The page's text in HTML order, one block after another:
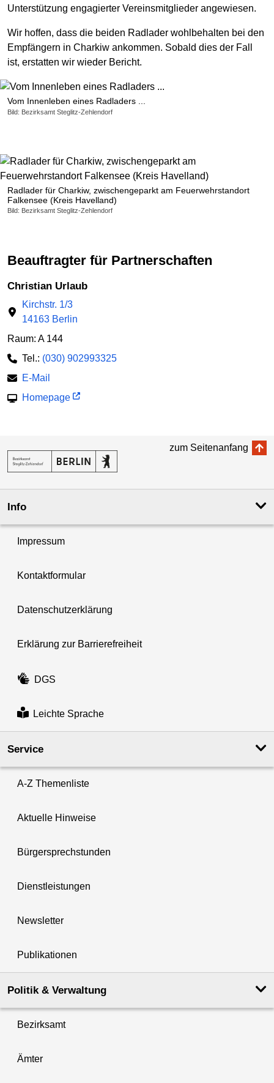
Vom Innenleben eines Radladers ...
Bild: Bezirksamt Steglitz-Zehlendorf
Unterstützung engagierter Vereinsmitglieder angewiesen.
Wir hoffen, dass die beiden Radlader wohlbehalten bei den
Empfängern in Charkiw ankommen. Sobald dies der Fall
ist, erstatten wir wieder Bericht.
Radlader für Charkiw, zwischengeparkt am Feuerwehrstandort
Falkensee (Kreis Havelland)
Bild: Bezirksamt Steglitz-Zehlendorf
Beauftragter für Partnerschaften
Christian Urlaub
Kirchstr. 1/3
14163 Berlin
Raum: A 144
Tel.: (030) 902993325
E-Mail
Homepage
zum Seitenanfang
Info
Impressum
Kontaktformular
Datenschutzerklärung
Erklärung zur Barrierefreiheit
DGS
Leichte Sprache
Service
A-Z Themenliste
Aktuelle Hinweise
Bürgersprechstunden
Dienstleistungen
Newsletter
Publikationen
Politik & Verwaltung
Bezirksamt
Ämter